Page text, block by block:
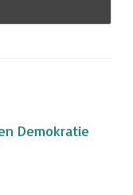
Demokratie